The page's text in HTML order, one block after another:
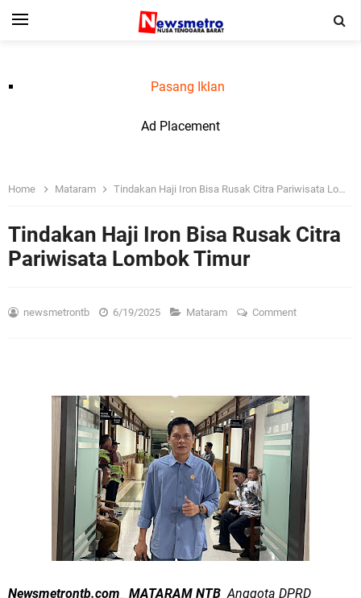
Pasang Iklan
Ad Placement
Home Mataram Tindakan Haji Iron Bisa Rusak Citra Pariwisata Lombok Timur
Tindakan Haji Iron Bisa Rusak Citra
Pariwisata Lombok Timur
newsmetrontb 6/19/2025 Mataram Comment
Newsmetrontb.com_ MATARAM NTB Anggota DPRD